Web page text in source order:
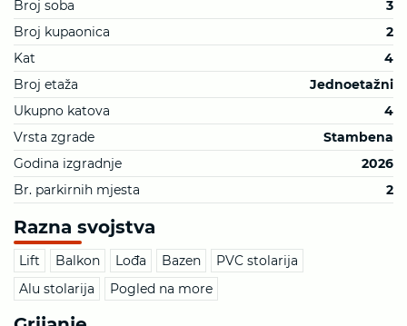
Broj soba
3
Broj kupaonica
2
Kat
4
Broj etaža
Jednoetažni
Ukupno katova
4
Vrsta zgrade
Stambena
Godina izgradnje
2026
Br. parkirnih mjesta
2
Razna svojstva
Lift Balkon Lođa Bazen
PVC stolarija
Alu stolarija
Pogled na more